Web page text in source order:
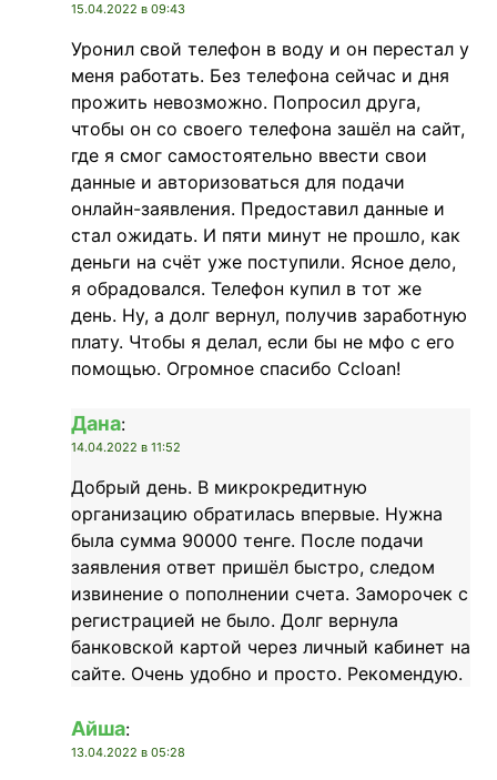
15.04.2022 в 09:43
Уронил свой телефон в воду и он перестал у
меня работать. Без телефона сейчас и дня
прожить невозможно. Попросил друга,
чтобы он со своего телефона зашёл на сайт,
где я смог самостоятельно ввести свои
данные и авторизоваться для подачи
онлайн-заявления. Предоставил данные и
стал ожидать. И пяти минут не прошло, как
деньги на счёт уже поступили. Ясное дело,
я обрадовался. Телефон купил в тот же
день. Ну, а долг вернул, получив заработную
плату. Чтобы я делал, если бы не мфо с его
помощью. Огромное спасибо Ccloan!
Дана:
14.04.2022 в 11:52
Добрый день. В микрокредитную
организацию обратилась впервые. Нужна
была сумма 90000 тенге. После подачи
заявления ответ пришёл быстро, следом
извинение о пополнении счета. Заморочек с
регистрацией не было. Долг вернула
банковской картой через личный кабинет на
сайте. Очень удобно и просто. Рекомендую.
Айша:
13.04.2022 в 05:28